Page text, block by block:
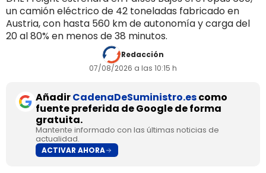
un camión eléctrico de 42 toneladas fabricado en
Austria, con hasta 560 km de autonomía y carga del
20 al 80% en menos de 38 minutos.
Redacción
07/08/2026 a las 10:15 h
AñadirCadenaDeSuministro.escomo
fuente preferida de Google de forma
gratuita.
Mantente informado con las últimas noticias de
actualidad.
ACTIVAR AHORA